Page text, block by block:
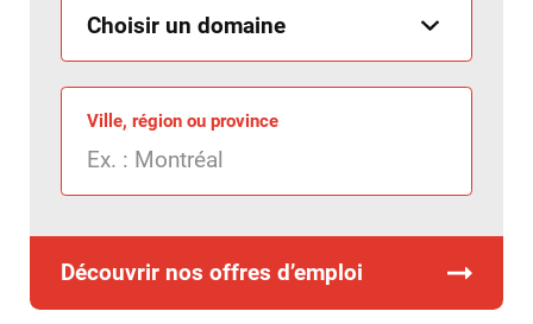
Ville, région ou province
Découvrir nos offres d’emploi